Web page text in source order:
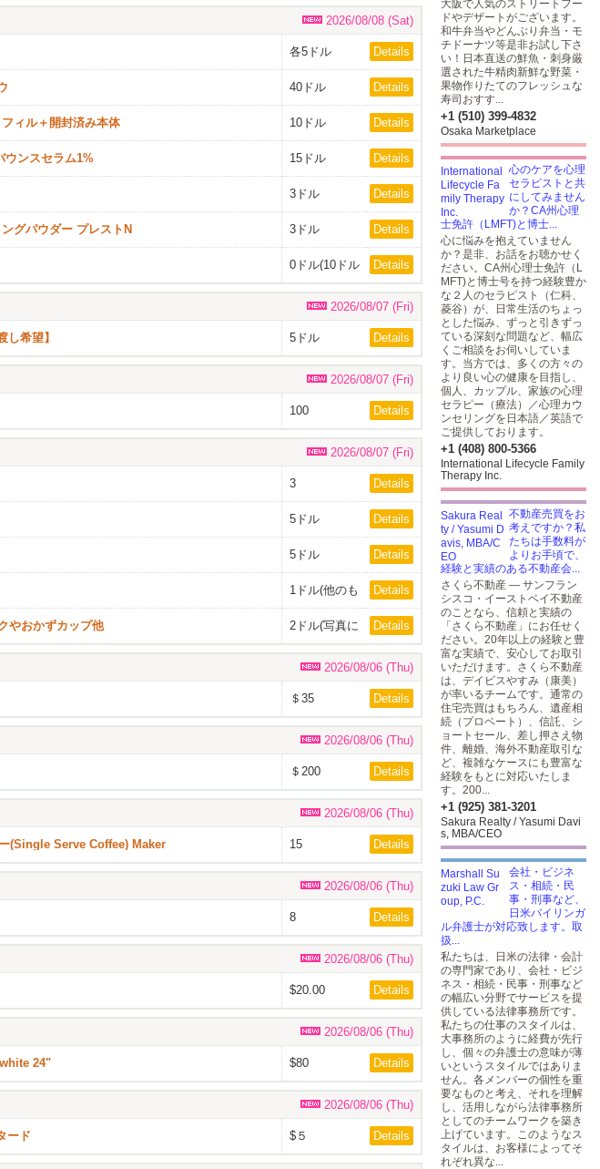
2026/08/08 (Sat)
各5ドル Details
40ドル Details
ィル＋開封済み本体 10ドル Details
ウンスセラム1% 15ドル Details
3ドル Details
グパウダー プレストN 3ドル Details
0ドル(10ドル
方のみ)
Details
2026/08/07 (Fri)
希望】 5ドル Details
2026/08/07 (Fri)
100 Details
2026/08/07 (Fri)
3 Details
5ドル Details
5ドル Details
1ドル(他のも
Details
やおかずカップ他
2ドル(写真に
ドル)
Details
2026/08/06 (Thu)
＄35 Details
2026/08/06 (Thu)
＄200 Details
2026/08/06 (Thu)
(Single Serve Coffee) Maker 15 Details
2026/08/06 (Thu)
8 Details
2026/08/06 (Thu)
$20.00 Details
2026/08/06 (Thu)
24" $80 Details
2026/08/06 (Thu)
ード $５ Details
大阪で人気のストリートフー
ドやデザートがございます。
和牛弁当やどんぶり弁当・モ
チドーナツ等是非お試し下さ
い！日本直送の鮮魚・刺身厳
選された牛精肉新鮮な野菜・
果物作りたてのフレッシュな
寿司おすす...
+1 (510) 399-4832
Osaka Marketplace
心のケアを心理
セラピストと共
にしてみません
か？CA州心理
士免許（LMFT)と博士...
心に悩みを抱えていません
か？是非、お話をお聴かせく
ださい。CA州心理士免許（L
MFT)と博士号を持つ経験豊か
な２人のセラピスト（仁科、
菱谷）が、日常生活のちょっ
とした悩み、ずっと引きずっ
ている深刻な問題など、幅広
くご相談をお伺いしていま
す。当方では、多くの方々の
より良い心の健康を目指し、
個人、カップル、家族の心理
セラピー（療法）／心理カウ
ンセリングを日本語／英語で
ご提供しております。
+1 (408) 800-5366
International Lifecycle Family
Therapy Inc.
不動産売買をお
考えですか？私
たちは手数料が
よりお手頃で、
経験と実績のある不動産会...
さくら不動産 — サンフラン
シスコ・イーストベイ不動産
のことなら、信頼と実績の
「さくら不動産」にお任せく
ださい。20年以上の経験と豊
富な実績で、安心してお取引
いただけます。さくら不動産
は、デイビスやすみ（康美）
が率いるチームです。通常の
住宅売買はもちろん、遺産相
続（プロベート）、信託、シ
ョートセール、差し押さえ物
件、離婚、海外不動産取引な
ど、複雑なケースにも豊富な
経験をもとに対応いたしま
す。200...
+1 (925) 381-3201
Sakura Realty / Yasumi Davi
s, MBA/CEO
会社・ビジネ
ス・相続・民
事・刑事など、
日米バイリンガ
ル弁護士が対応致します。取
扱...
私たちは、日米の法律・会計
の専門家であり、会社・ビジ
ネス・相続・民事・刑事など
の幅広い分野でサービスを提
供している法律事務所です。
私たちの仕事のスタイルは、
大事務所のように経費が先行
し、個々の弁護士の意味が薄
いというスタイルではありま
せん。各メンバーの個性を重
要なものと考え、それを理解
し、活用しながら法律事務所
としてのチームワークを築き
上げています。このようなス
タイルは、お客様によってそ
れぞれ異な...